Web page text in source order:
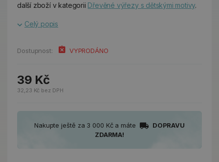
další zboží v kategorii Dřevěné výřezy s dětskými motivy.
Celý popis
Dostupnost: VYPRODÁNO
39 Kč
32,23 Kč bez DPH
Nakupte ještě za 3 000 Kč a máte
DOPRAVU
ZDARMA!